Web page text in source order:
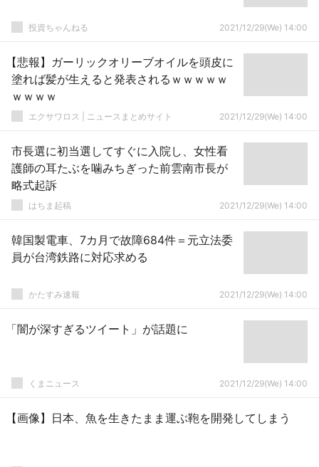
投資ちゃんねる 2021/12/29(We) 14:00
【悲報】ガーリックオリーブオイルを頭皮に
塗れば髪が生えると発表されるｗｗｗｗｗ
ｗｗｗｗ
エクサワロス | ニュースまとめサイト 2021/12/29(We) 14:00
市長選に初当選してすぐに入院し、女性看
護師の耳たぶを噛みちぎった前雲南市長が
略式起訴
はちま起稿 2021/12/29(We) 14:00
韓国製電車、7カ月で故障684件＝元立法委
員が台湾鉄路に対応求める
かたすみ速報 2021/12/29(We) 14:00
「闇が深すぎるツイート」が話題に
くまニュース 2021/12/29(We) 14:00
【画像】日本、魚を生きたまま運ぶ鞄を開発してしまう